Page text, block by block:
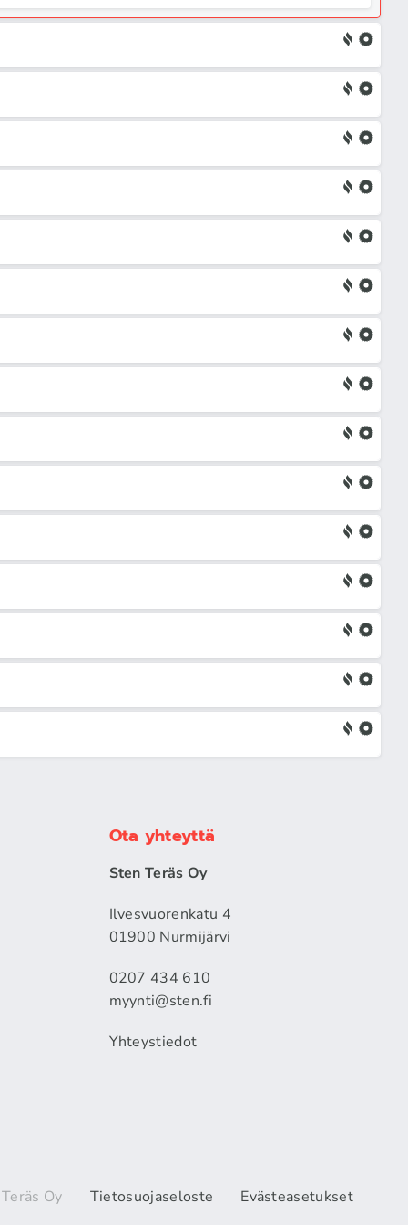
Ota yhteyttä
Sten Teräs Oy
Ilvesvuorenkatu 4
01900 Nurmijärvi
0207 434 610
myynti@sten.fi
Yhteystiedot
Oy Tietosuojaseloste Evästeasetukset